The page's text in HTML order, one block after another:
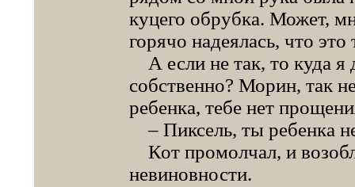
куцего обрубка. Может,
горячо надеялась, что это
А если не так, то куда я
собственно? Морин, так
ребенка, тебе нет
– Пиксель, ты ребенка
Кот промолчал, и
невиновности.